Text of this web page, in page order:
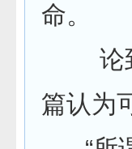
命。
论到
篇认为